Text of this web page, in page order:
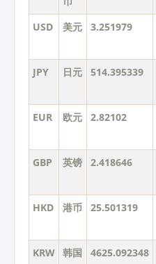
USD
美元 3.251979
JPY 日元 514.395339
EUR 欧元 2.82102
GBP 英镑 2.418646
HKD 港币 25.501319
KRW 韩国
4625.092348